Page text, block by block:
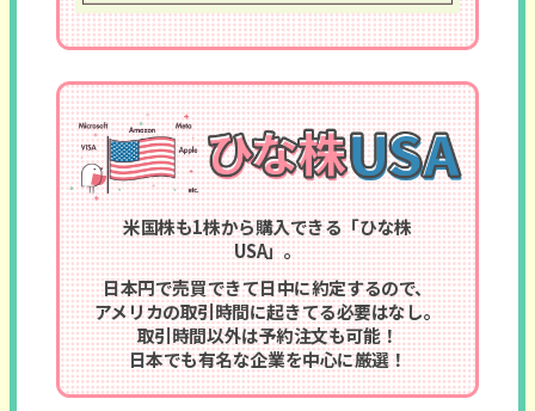
米国株も1株から購入できる「ひな株
USA」。
日本円で売買できて日中に約定するので、
アメリカの取引時間に起きてる必要はなし。
取引時間以外は予約注文も可能！
日本でも有名な企業を中心に厳選！